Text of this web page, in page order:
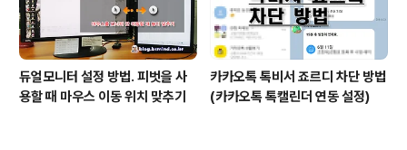
듀얼모니터 설정 방법. 피벗을 사
용할 때 마우스 이동 위치 맞추기
카카오톡 톡비서 죠르디 차단 방법
(카카오톡 톡캘린더 연동 설정)